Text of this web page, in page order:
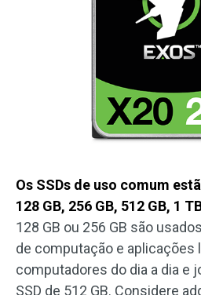
Os SSDs de uso comum
128 GB, 256 GB, 512 GB, 1
128 GB ou 256 GB são
de computação e aplicações
computadores do dia a dia e
SSD de 512 GB. Considere